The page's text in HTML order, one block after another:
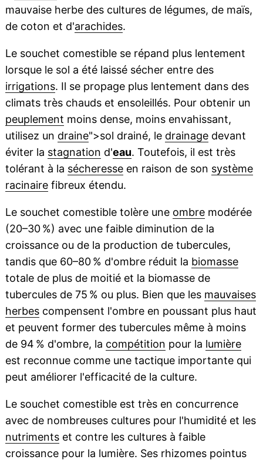
mauvaise herbe des cultures de légumes, de maïs,
de coton et d'arachides.
Le souchet comestible se répand plus lentement
lorsque le sol a été laissé sécher entre des
irrigations. Il se propage plus lentement dans des
climats très chauds et ensoleillés. Pour obtenir un
peuplement moins dense, moins envahissant,
utilisez un draine">sol drainé, le drainagedevant
éviter la stagnation d'eau. Toutefois, il est très
tolérant à la sécheresseen raison de son système
racinairefibreux étendu.
Le souchet comestible tolère une ombremodérée
(20–30 %) avec une faible diminution de la
croissance ou de la production de tubercules,
tandis que 60–80 % d'ombre réduit la biomasse
totale de plus de moitié et la biomasse de
tubercules de 75 % ou plus. Bien que les mauvaises
herbescompensent l'ombre en poussant plus haut
et peuvent former des tubercules même à moins
de 94 % d'ombre, la compétition pour la lumière
est reconnue comme une tactique importante qui
peut améliorer l'efficacité de la culture.
Le souchet comestible est très en concurrence
avec de nombreuses cultures pour l'humidité et les
nutrimentset contre les cultures à faible
croissance pour la lumière. Ses rhizomes pointus